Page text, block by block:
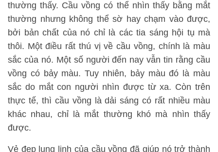
thường thấy. Cầu vồng có thể nhìn thấy bằng mắt
thường nhưng không thể sờ hay chạm vào được,
bởi bản chất của nó chỉ là các tia sáng hội tụ mà
thôi. Một điều rất thú vị về cầu vồng, chính là màu
sắc của nó. Một số người đến nay vẫn tin rằng cầu
vồng có bảy màu. Tuy nhiên, bảy màu đó là màu
sắc do mắt con người nhìn được từ xa. Còn trên
thực tế, thì cầu vồng là dải sáng có rất nhiều màu
khác nhau, chỉ là mắt thường khó mà nhìn thấy
được.
Vẻ đẹp lung linh của cầu vồng đã giúp nó trở thành